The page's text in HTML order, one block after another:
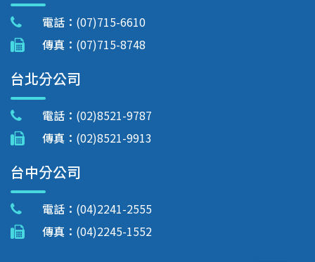
電話： (07)715-6610
傳真： (07)715-8748
台北分公司
電話： (02)8521-9787
傳真： (02)8521-9913
台中分公司
電話： (04)2241-2555
傳真： (04)2245-1552